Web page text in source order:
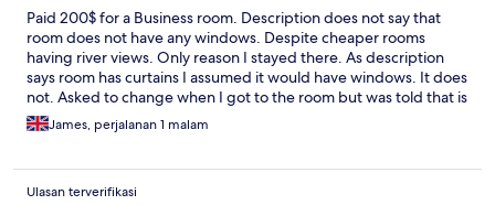
Paid 200$ for a Business room. Description does not say that
room does not have any windows. Despite cheaper rooms
having river views. Only reason I stayed there. As description
says room has curtains I assumed it would have windows. It does
not. Asked to change when I got to the room but was told that is
what I booked. Why does room description not clearly say that a
Business room here does not have a window? Why would
room has curtains. Really annoying!
James, perjalanan 1 malam
Ulasan terverifikasi